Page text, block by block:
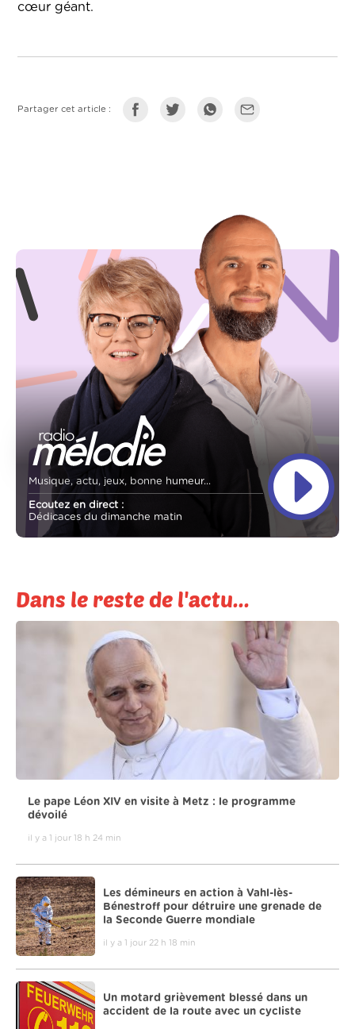
cœur géant.
Partager cet article :
Musique, actu, jeux, bonne humeur...
Ecoutez en direct :
Dédicaces du dimanche matin
Dans le reste de l'actu...
Le pape Léon XIV en visite à Metz : le programme
dévoilé
il y a 1 jour 18 h 24 min
Les démineurs en action à Vahl-lès-
Bénestroff pour détruire une grenade de
la Seconde Guerre mondiale
il y a 1 jour 22 h 18 min
Un motard grièvement blessé dans un
accident de la route avec un cycliste